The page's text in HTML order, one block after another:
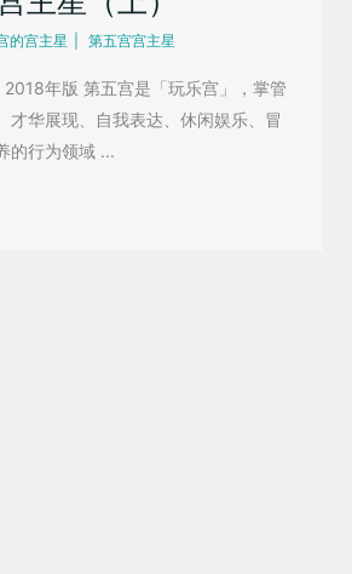
的宫主星 第五宫宫主星
年版 第五宫是「玩乐宫」，掌管
才华展现、自我表达、休闲娱乐、冒
的行为领域 ...